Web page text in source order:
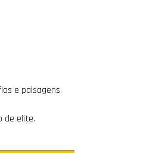
e paisagens
de elite.